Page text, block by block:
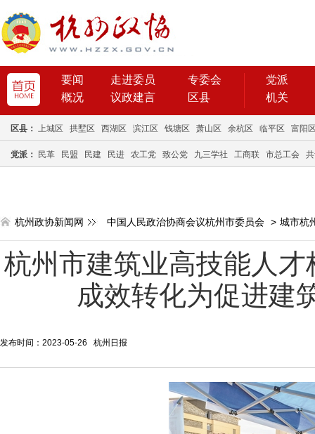
要闻 走进委员
专委会
概况
议政建言 区县
党派
机关
区县： 上城区 拱墅区 西湖区 滨江区 钱塘区 萧山区 余杭区 临平区 富阳
党派： 民革 民盟 民建 民进 农工党 致公党 九三学社 工商联 市总工会
杭州政协新闻网 中国人民政治协商会议杭州市委员会 > 城市杭
杭州市建筑业高技能人
成效转化为促进建
发布时间：2023-05-26 杭州日报